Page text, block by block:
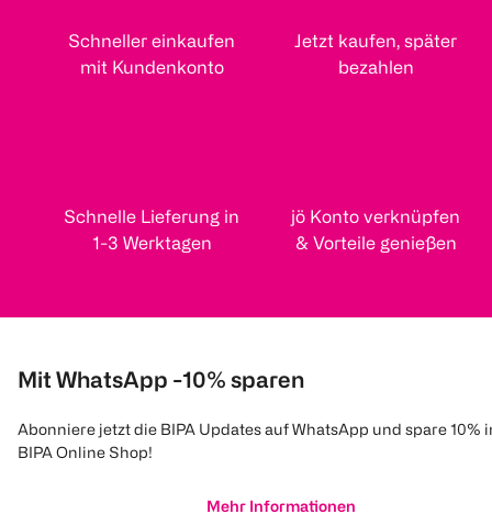
Schneller einkaufen
mit Kundenkonto
Jetzt kaufen, später
bezahlen
Schnelle Lieferung in
1-3 Werktagen
jö Konto verknüpfen
& Vorteile genießen
Mit WhatsApp -10% sparen
Abonniere jetzt die BIPA Updates auf WhatsApp und spare 10%
BIPA Online Shop!
Mehr Informationen